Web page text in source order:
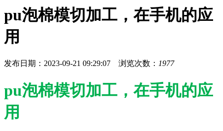
pu泡棉模切加工，在手机的应
用
发布日期：2023-09-21 09:29:07 浏览次数： 1977
pu泡棉模切加工，在手机的应
用